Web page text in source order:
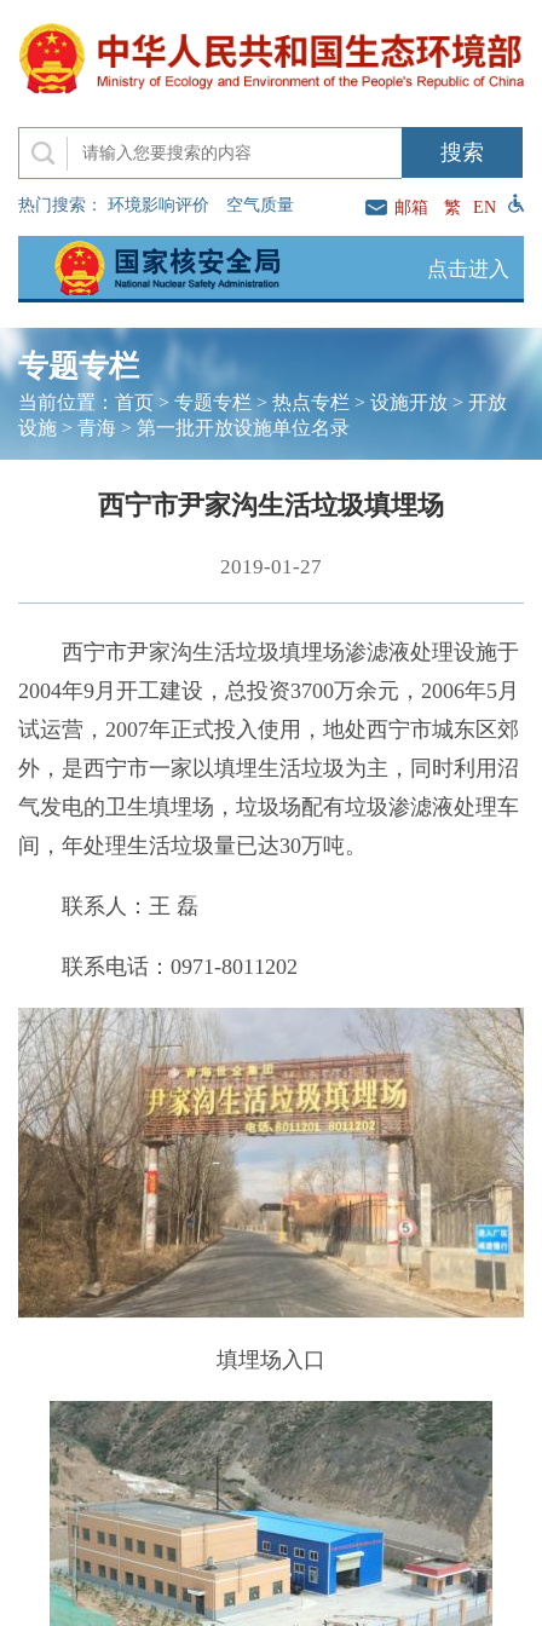
热门搜索： 环境影响评价 空气质量 邮箱 繁 EN
点击进入
专题专栏
当前位置： 首页> 专题专栏> 热点专栏 > 设施开放> 开放
设施> 青海> 第一批开放设施单位名录
西宁市尹家沟生活垃圾填埋场
2019-01-27
西宁市尹家沟生活垃圾填埋场渗滤液处理设施于
2004年9月开工建设，总投资3700万余元，2006年5月
试运营，2007年正式投入使用，地处西宁市城东区郊
外，是西宁市一家以填埋生活垃圾为主，同时利用沼
气发电的卫生填埋场，垃圾场配有垃圾渗滤液处理车
间，年处理生活垃圾量已达30万吨。
联系人：王 磊
联系电话：0971-8011202
填埋场入口